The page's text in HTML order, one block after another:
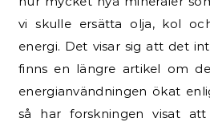
vi skulle ersätta olja, kol
energi. Det visar sig att det
finns en längre artikel om
energianvändningen ökat
så har forskningen visat